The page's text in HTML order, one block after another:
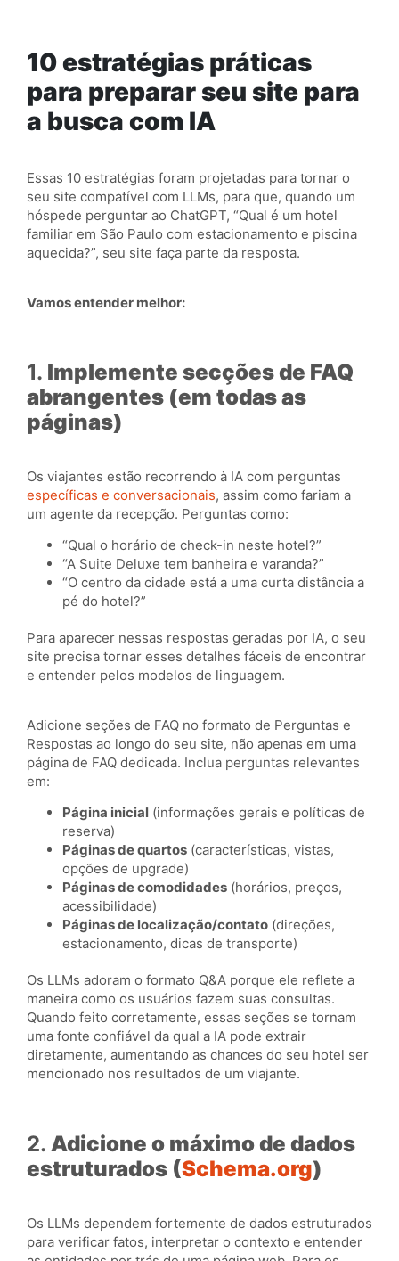
10 estratégias práticas
para preparar seu site para
a busca com IA
Essas 10 estratégias foram projetadas para tornar o
seu site compatível com LLMs, para que, quando um
hóspede perguntar ao ChatGPT, “Qual é um hotel
familiar em São Paulo com estacionamento e piscina
aquecida?”, seu site faça parte da resposta.
Vamos entender melhor:
1. Implemente secções de FAQ
abrangentes (em todas as
páginas)
Os viajantes estão recorrendo à IA com perguntas
específicas e conversacionais, assim como fariam a
um agente da recepção. Perguntas como:
“Qual o horário de check-in neste hotel?”
“A Suite Deluxe tem banheira e varanda?”
“O centro da cidade está a uma curta distância a
pé do hotel?”
Para aparecer nessas respostas geradas por IA, o seu
site precisa tornar esses detalhes fáceis de encontrar
e entender pelos modelos de linguagem.
Adicione seções de FAQ no formato de Perguntas e
Respostas ao longo do seu site, não apenas em uma
página de FAQ dedicada. Inclua perguntas relevantes
em:
Página inicial (informações gerais e políticas de
reserva)
Páginas de quartos (características, vistas,
opções de upgrade)
Páginas de comodidades (horários, preços,
acessibilidade)
Páginas de localização/contato (direções,
estacionamento, dicas de transporte)
Os LLMs adoram o formato Q&A porque ele reflete a
maneira como os usuários fazem suas consultas.
Quando feito corretamente, essas seções se tornam
uma fonte confiável da qual a IA pode extrair
diretamente, aumentando as chances do seu hotel ser
mencionado nos resultados de um viajante.
2. Adicione o máximo de dados
estruturados (Schema.org)
Os LLMs dependem fortemente de dados estruturados
para verificar fatos, interpretar o contexto e entender